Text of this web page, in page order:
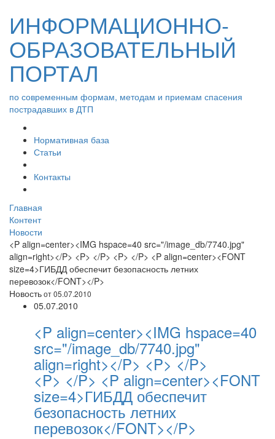
ИНФОРМАЦИОННО-
ОБРАЗОВАТЕЛЬНЫЙ
ПОРТАЛ
по современным формам, методам и приемам спасения
пострадавших в ДТП
Нормативная база
Статьи
Контакты
Главная
Контент
Новости
<P align=center><IMG hspace=40 src="/image_db/7740.jpg"
align=right></P> <P> </P> <P> </P> <P align=center><FONT
size=4>ГИБДД обеспечит безопасность летних
перевозок</FONT></P>
Новостьот 05.07.2010
05.07.2010
<P align=center><IMG hspace=40
src="/image_db/7740.jpg"
align=right></P> <P> </P>
<P> </P> <P align=center><FONT
size=4>ГИБДД обеспечит
безопасность летних
перевозок</FONT></P>